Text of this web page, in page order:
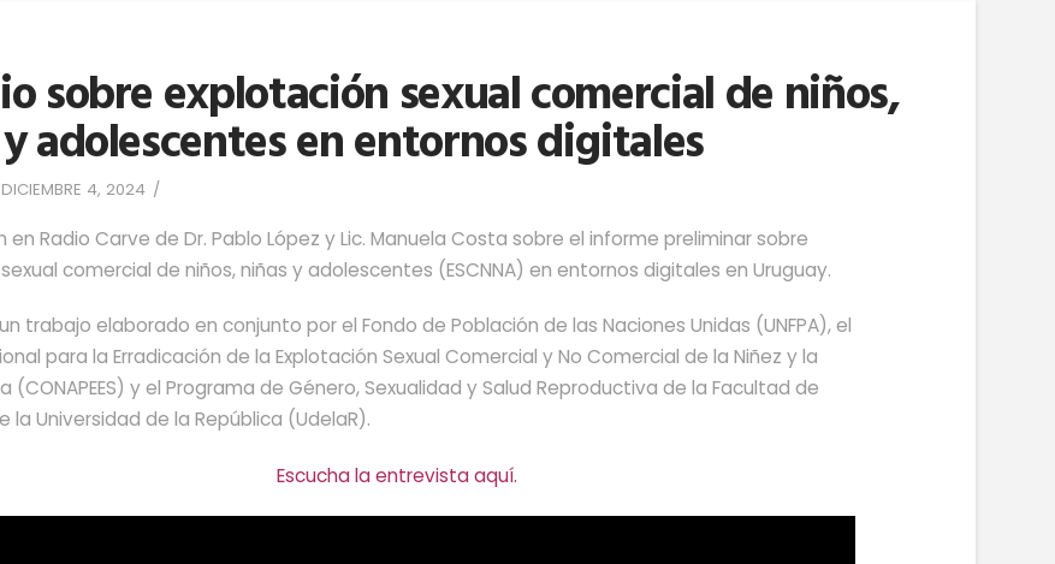
sobre explotación sexual comercial de niños,
adolescentes en entornos digitales
DICIEMBRE 4, 2024
en Radio Carve de Dr. Pablo López y Lic. Manuela Costa sobre el informe preliminar sobre
comercial de niños, niñas y adolescentes (ESCNNA) en entornos digitales en Uruguay.
trabajo elaborado en conjunto por el Fondo de Población de las Naciones Unidas (UNFPA), el
para la Erradicación de la Explotación Sexual Comercial y No Comercial de la Niñez y la
(CONAPEES) y el Programa de Género, Sexualidad y Salud Reproductiva de la Facultad de
la Universidad de la República (UdelaR).
Escucha la entrevista aquí.